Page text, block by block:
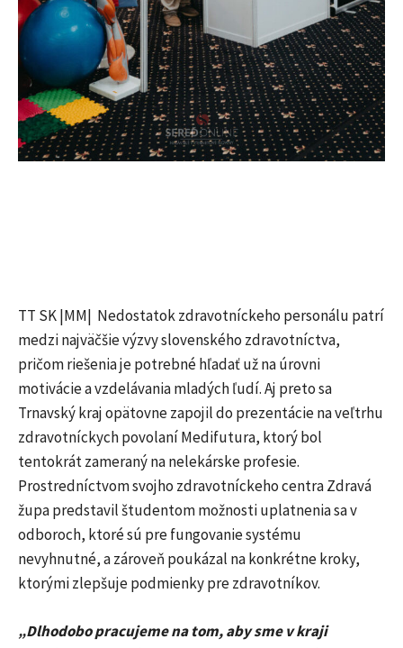
TT SK |MM| Nedostatok zdravotníckeho personálu patrí
medzi najväčšie výzvy slovenského zdravotníctva,
pričom riešenia je potrebné hľadať už na úrovni
motivácie a vzdelávania mladých ľudí. Aj preto sa
Trnavský kraj opätovne zapojil do prezentácie na veľtrhu
zdravotníckych povolaní Medifutura, ktorý bol
tentokrát zameraný na nelekárske profesie.
Prostredníctvom svojho zdravotníckeho centra Zdravá
župa predstavil študentom možnosti uplatnenia sa v
odboroch, ktoré sú pre fungovanie systému
nevyhnutné, a zároveň poukázal na konkrétne kroky,
ktorými zlepšuje podmienky pre zdravotníkov.
„Dlhodobo pracujeme na tom, aby sme v kraji